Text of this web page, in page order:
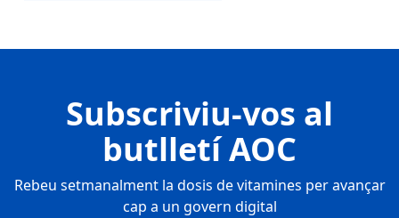
Subscriviu-vos al
butlletí AOC
Rebeu setmanalment la dosis de vitamines per avançar
cap a un govern digital